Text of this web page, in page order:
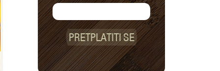
PRETPLATITI SE